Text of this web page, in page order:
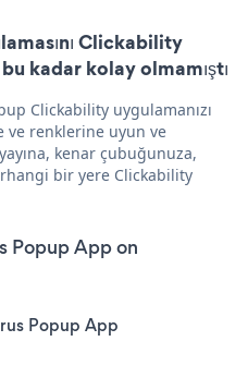
Clickability
kadar kolay olmamıştı
Clickability uygulamanızı
renklerine uyun ve
kenar çubuğunuza,
bir yere Clickability
Popup App on
Popup App